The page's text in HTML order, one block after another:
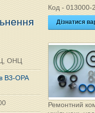
ОНЦ
В3-ОРА
Код - 013000-
Дізнатися
Ремонтний